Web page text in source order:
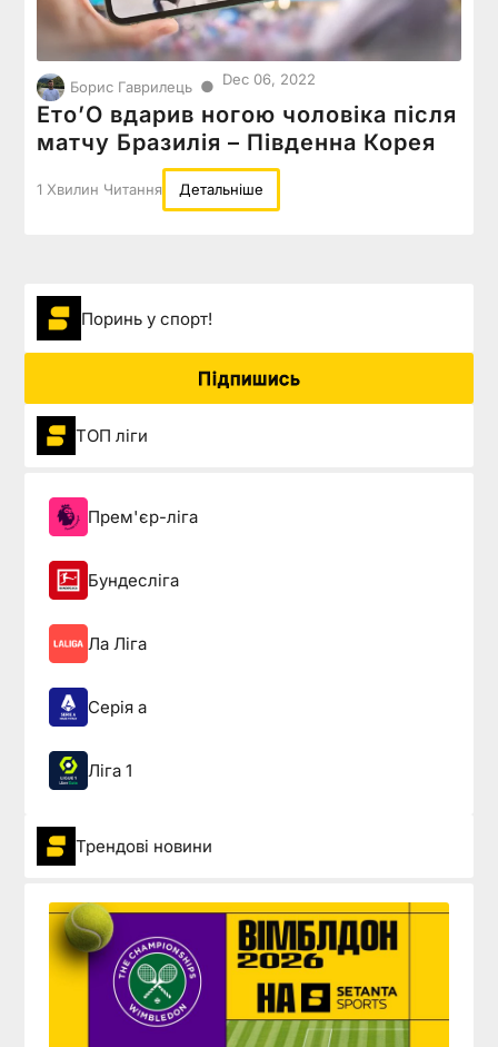
Борис Гаврилець ● Dec 06, 2022
Ето’О вдарив ногою чоловіка після
матчу Бразилія – Південна Корея
1 Хвилин Читання Детальніше
Поринь у спорт!
Підпишись
ТОП ліги
Прем'єр-ліга
Бундесліга
Ла Ліга
Серія а
Ліга 1
Трендові новини